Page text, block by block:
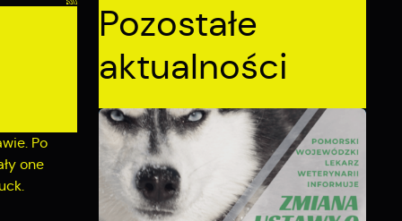
Po
one
Pozostałe
aktualności